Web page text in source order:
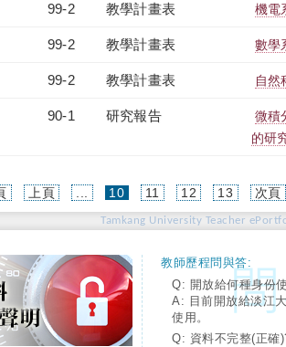
99-2 教學計畫表 機電
99-2 教學計畫表 數學
99-2 教學計畫表 自然
90-1 研究報告
微積
的研
上頁 10(current)
11 12 13 次頁
Tamkang University Teacher
教師歷程問與答:
Q: 開放給何種身份
A: 目前開放給淡江
使用。
Q: 資料不完整(正確